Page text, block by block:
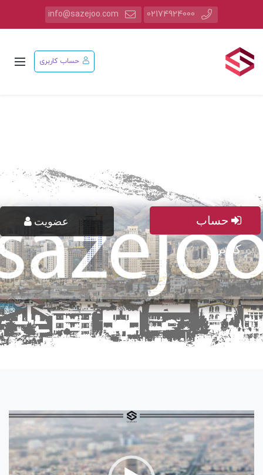
02174924000
info@sazejoo.com
حساب کاربری
حساب
کاربری
عضویت
نمایشگر
ویدیو